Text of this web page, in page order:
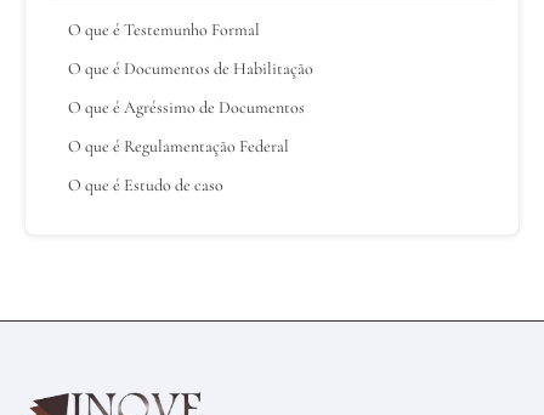
O que é Testemunho Formal
O que é Documentos de Habilitação
O que é Agréssimo de Documentos
O que é Regulamentação Federal
O que é Estudo de caso